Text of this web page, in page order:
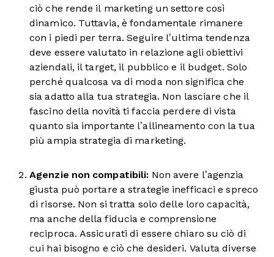
ciò che rende il marketing un settore così
dinamico. Tuttavia, è fondamentale rimanere
con i piedi per terra. Seguire l’ultima tendenza
deve essere valutato in relazione agli obiettivi
aziendali, il target, il pubblico e il budget. Solo
perché qualcosa va di moda non significa che
sia adatto alla tua strategia. Non lasciare che il
fascino della novità ti faccia perdere di vista
quanto sia importante l’allineamento con la tua
più ampia strategia di marketing.
Agenzie non compatibili: Non avere l’agenzia
giusta può portare a strategie inefficaci e spreco
di risorse. Non si tratta solo delle loro capacità,
ma anche della fiducia e comprensione
reciproca. Assicurati di essere chiaro su ciò di
cui hai bisogno e ciò che desideri. Valuta diverse